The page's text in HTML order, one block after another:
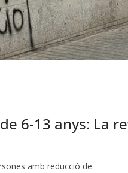
6-13 anys: La
amb reducció de